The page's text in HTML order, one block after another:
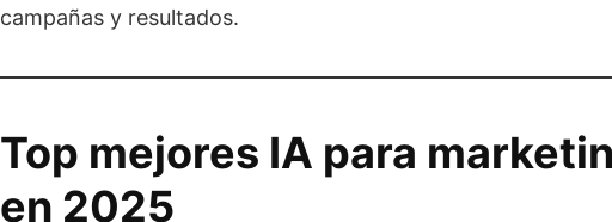
campañas y resultados.
Top mejores IA para
en 2025